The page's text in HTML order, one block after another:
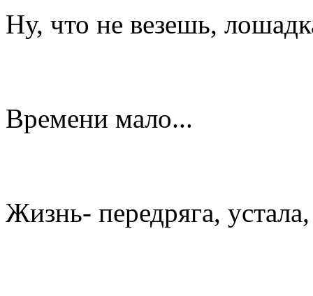
Ну, что не везешь,
Времени мало...
Жизнь- передряга, устала,